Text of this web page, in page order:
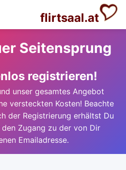
flirtsaal.at
Seitensprung
registrieren!
unser gesamtes Angebot
versteckten Kosten! Beachte
der Registrierung erhältst Du
Zugang zu der von Dir
Emailadresse.